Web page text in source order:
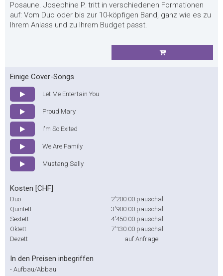
Posaune. Josephine P. tritt in verschiedenen Formationen
auf: Vom Duo oder bis zur 10-köpfigen Band, ganz wie es zu
Ihrem Anlass und zu Ihrem Budget passt.
Einige Cover-Songs
Let Me Entertain You
Proud Mary
I'm So Exited
We Are Family
Mustang Sally
Kosten [CHF]
Duo 2'200.00 pauschal
Quintett
3'900.00 pauschal
Sextett
4'450.00 pauschal
Oktett
7'130.00 pauschal
Dezett
auf Anfrage
In den Preisen inbegriffen
- Aufbau/Abbau